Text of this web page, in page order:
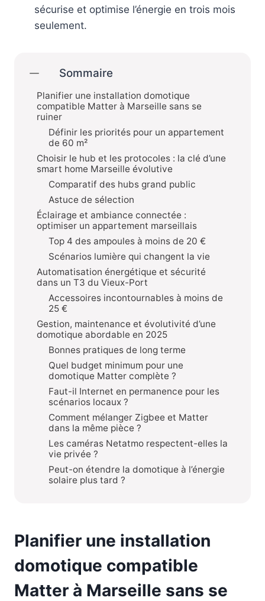
sécurise et optimise l’énergie en trois mois
seulement.
Sommaire
Planifier une installation domotique
compatible Matter à Marseille sans se
ruiner
Définir les priorités pour un appartement
de 60 m²
Choisir le hub et les protocoles : la clé d’une
smart home Marseille évolutive
Comparatif des hubs grand public
Astuce de sélection
Éclairage et ambiance connectée :
optimiser un appartement marseillais
Top 4 des ampoules à moins de 20 €
Scénarios lumière qui changent la vie
Automatisation énergétique et sécurité
dans un T3 du Vieux-Port
Accessoires incontournables à moins de
25 €
Gestion, maintenance et évolutivité d’une
domotique abordable en 2025
Bonnes pratiques de long terme
Quel budget minimum pour une
domotique Matter complète ?
Faut-il Internet en permanence pour les
scénarios locaux ?
Comment mélanger Zigbee et Matter
dans la même pièce ?
Les caméras Netatmo respectent-elles la
vie privée ?
Peut-on étendre la domotique à l’énergie
solaire plus tard ?
Planifier une installation
domotique compatible
Matter à Marseille sans se